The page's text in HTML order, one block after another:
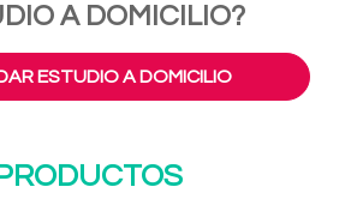
A DOMICILIO?
ESTUDIO A DOMICILIO
PRODUCTOS